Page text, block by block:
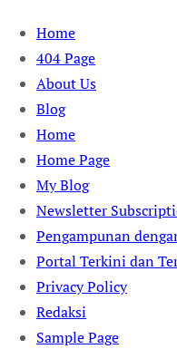
Skip
content
Home
404 Page
About Us
Blog
Home
Home Page
My Blog
Newsletter
Pengampunan
Portal Terkini dan
Privacy Policy
Redaksi
Sample Page